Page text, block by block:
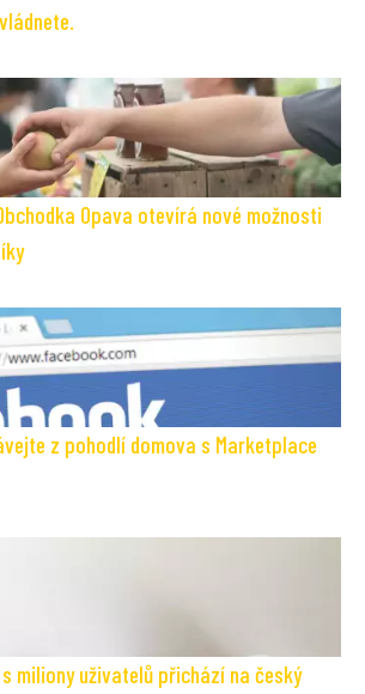
Opava otevírá nové možnosti
z pohodlí domova s Marketplace
miliony uživatelů přichází na český